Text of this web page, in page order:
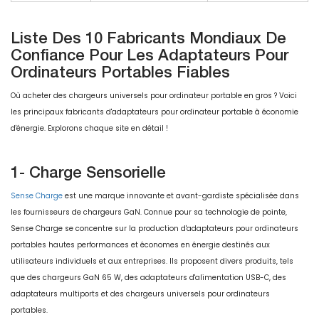
Liste Des 10 Fabricants Mondiaux De
Confiance Pour Les Adaptateurs Pour
Ordinateurs Portables Fiables
Où acheter des chargeurs universels pour ordinateur portable en gros ? Voici
les principaux fabricants d'adaptateurs pour ordinateur portable à économie
d'énergie. Explorons chaque site en détail !
1- Charge Sensorielle
Sense Charge est une marque innovante et avant-gardiste spécialisée dans
les fournisseurs de chargeurs GaN. Connue pour sa technologie de pointe,
Sense Charge se concentre sur la production d'adaptateurs pour ordinateurs
portables hautes performances et économes en énergie destinés aux
utilisateurs individuels et aux entreprises. Ils proposent divers produits, tels
que des chargeurs GaN 65 W, des adaptateurs d'alimentation USB-C, des
adaptateurs multiports et des chargeurs universels pour ordinateurs
portables.